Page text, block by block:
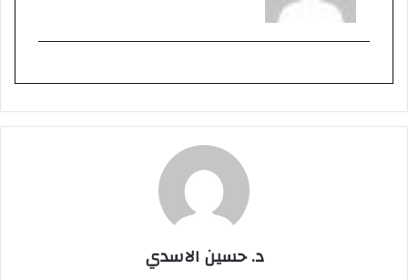
د. حسين الاسدي